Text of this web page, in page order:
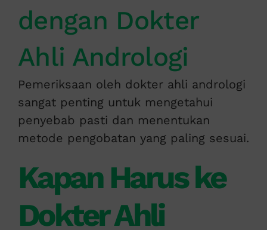
dengan Dokter
Ahli Andrologi
Pemeriksaan oleh dokter ahli andrologi
sangat penting untuk mengetahui
penyebab pasti dan menentukan
metode pengobatan yang paling sesuai.
Kapan Harus ke
Dokter Ahli